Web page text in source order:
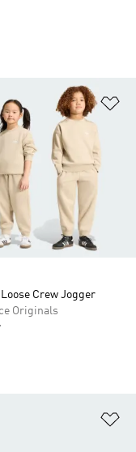
życzeń
Crew Jogger
Originals